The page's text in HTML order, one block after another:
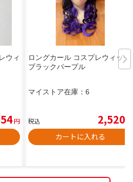
ウィ
円
ロングカール コスプレウィッグ
ブラックパープル
マイストア在庫： 6
税込 2,520
カートに入れる